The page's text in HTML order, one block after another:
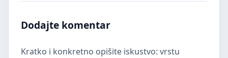
Dodajte komentar
Kratko i konkretno opišite iskustvo: vrstu